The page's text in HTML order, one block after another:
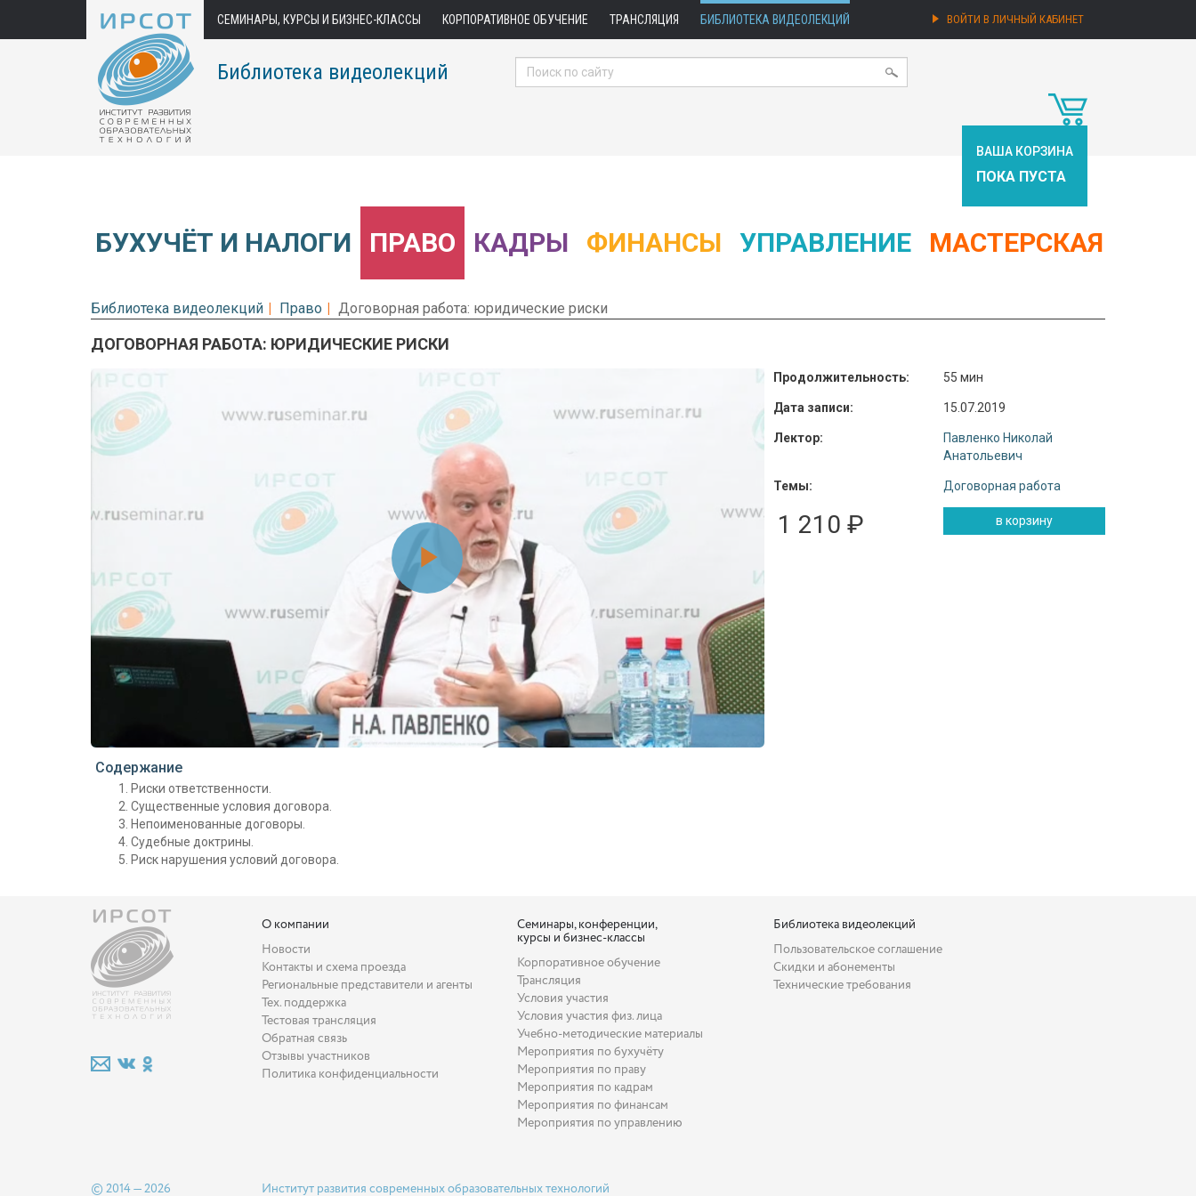
СЕМИНАРЫ, КУРСЫ И БИЗНЕС-КЛАССЫ КОРПОРАТИВНОЕ ОБУЧЕНИЕ ТРАНСЛЯЦИЯ БИБЛИОТЕКА ВИДЕОЛЕКЦИЙ ВОЙТИ В ЛИЧНЫЙ КАБИНЕТ
Библиотека видеолекций
ВАША КОРЗИНА
ПОКА ПУСТА
БУХУЧЁТ И НАЛОГИ ПРАВО КАДРЫ ФИНАНСЫ УПРАВЛЕНИЕ МАСТЕРСКАЯ
Библиотека видеолекций Право Договорная работа: юридические риски
ДОГОВОРНАЯ РАБОТА: ЮРИДИЧЕСКИЕ РИСКИ
Предварительный просмотр. Фрагмент
Воспроизвести
видео
Продолжительность: 55 мин
Дата записи: 15.07.2019
Лектор:
Павленко Николай
Анатольевич
Темы: Договорная работа
1 210 ₽
Содержание
Риски ответственности.
Существенные условия договора.
Непоименованные договоры.
Судебные доктрины.
Риск нарушения условий договора.
О компании
Новости
Контакты и схема проезда
Региональные представители и агенты
Тех. поддержка
Тестовая трансляция
Обратная связь
Отзывы участников
Политика конфиденциальности
Семинары, конференции,
курсы и бизнес-классы
Корпоративное обучение
Трансляция
Условия участия
Условия участия физ. лица
Учебно-методические материалы
Мероприятия по бухучёту
Мероприятия по праву
Мероприятия по кадрам
Мероприятия по финансам
Мероприятия по управлению
Библиотека видеолекций
Пользовательское соглашение
Скидки и абонементы
Технические требования
© 2014 — 2026 Институт развития современных образовательных технологий